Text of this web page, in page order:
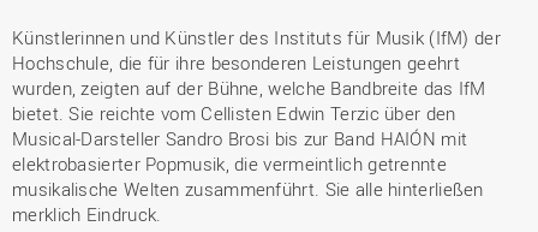
Künstlerinnen und Künstler des Instituts für Musik (IfM) der
Hochschule, die für ihre besonderen Leistungen geehrt
wurden, zeigten auf der Bühne, welche Bandbreite das IfM
bietet. Sie reichte vom Cellisten Edwin Terzic über den
Musical-Darsteller Sandro Brosi bis zur Band HAIÓN mit
elektrobasierter Popmusik, die vermeintlich getrennte
musikalische Welten zusammenführt. Sie alle hinterließen
merklich Eindruck.